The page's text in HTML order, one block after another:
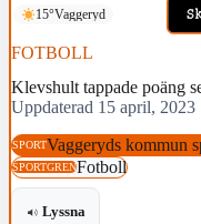
15°Vaggeryd
FOTBOLL
Klevshult tappade poäng
Uppdaterad 15 april, 2023
SPORTVaggeryds kommun
SPORTGRENFotboll
Lyssna